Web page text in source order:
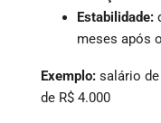
Estabilidade:
meses após
Exemplo: salário
de R$ 4.000